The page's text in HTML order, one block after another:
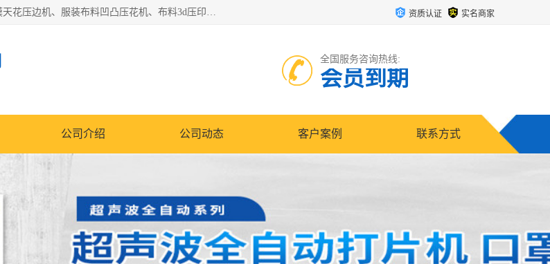
常州联宇机电自动化科技有限公司主营产品：pvc塑料焊机、高频热合机、软膜天花压边机、服装布料凹凸压花机、布料3d压印设备、服装植胶设备、超声波布料花边机、无纺布热合机、全自动压花机。 资质认证 实名商家
全国服务咨询热线:
会员到期
公司介绍 公司动态 客户案例 联系方式